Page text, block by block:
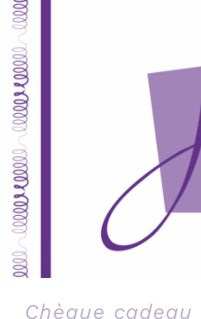
Chèque